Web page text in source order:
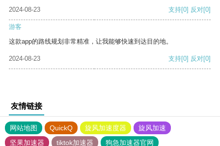
2024-08-23
支持[0] 反对[0]
游客
这款app的路线规划非常精准，让我能够快速到达目的地。
2024-08-23 支持[0] 反对[0]
友情链接
网站地图 QuickQ 旋风加速度器
旋风加速
坚果加速器
tiktok加速器
狗急加速器官网